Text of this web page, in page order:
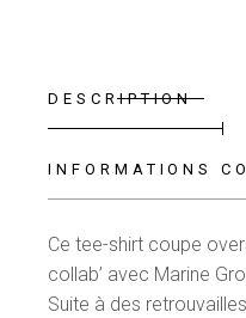
DESCRIPTION
INFORMATIONS
Ce tee-shirt coupe
collab’ avec Marine
Suite à des